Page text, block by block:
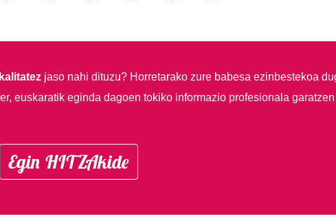
jaso nahi dituzu? Horretarako zure babesa ezinbestekoa
euskaratik eginda dagoen tokiko informazio profesionala garatzen
Egin HITZAkide